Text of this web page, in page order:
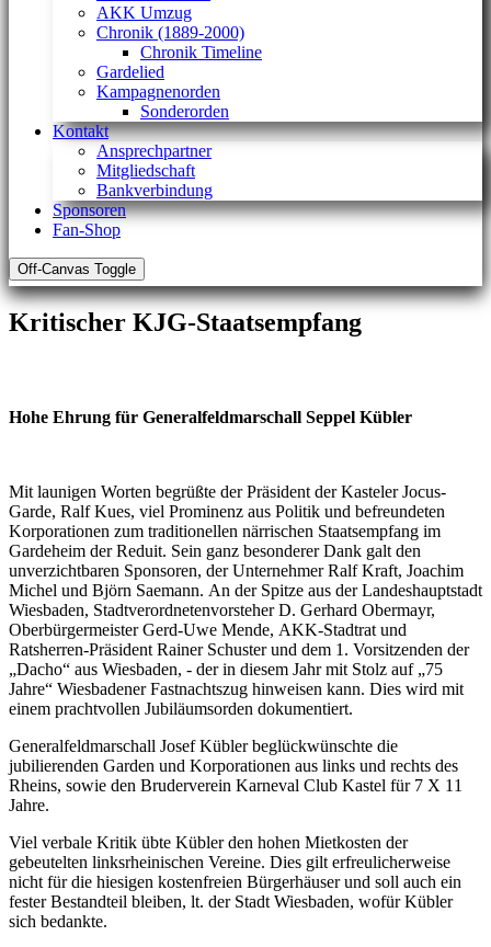
AKK Umzug
Chronik (1889-2000)
Chronik Timeline
Gardelied
Kampagnenorden
Sonderorden
Kontakt
Ansprechpartner
Mitgliedschaft
Bankverbindung
Sponsoren
Fan-Shop
Off-Canvas Toggle
Kritischer KJG-Staatsempfang
Hohe Ehrung für Generalfeldmarschall Seppel Kübler
Mit launigen Worten begrüßte der Präsident der Kasteler Jocus-
Garde, Ralf Kues, viel Prominenz aus Politik und befreundeten
Korporationen zum traditionellen närrischen Staatsempfang im
Gardeheim der Reduit. Sein ganz besonderer Dank galt den
unverzichtbaren Sponsoren, der Unternehmer Ralf Kraft, Joachim
Michel und Björn Saemann. An der Spitze aus der Landeshauptstadt
Wiesbaden, Stadtverordnetenvorsteher D. Gerhard Obermayr,
Oberbürgermeister Gerd-Uwe Mende, AKK-Stadtrat und
Ratsherren-Präsident Rainer Schuster und dem 1. Vorsitzenden der
„Dacho“ aus Wiesbaden, - der in diesem Jahr mit Stolz auf „75
Jahre“ Wiesbadener Fastnachtszug hinweisen kann. Dies wird mit
einem prachtvollen Jubiläumsorden dokumentiert.
Generalfeldmarschall Josef Kübler beglückwünschte die
jubilierenden Garden und Korporationen aus links und rechts des
Rheins, sowie den Bruderverein Karneval Club Kastel für 7 X 11
Jahre.
Viel verbale Kritik übte Kübler den hohen Mietkosten der
gebeutelten linksrheinischen Vereine. Dies gilt erfreulicherweise
nicht für die hiesigen kostenfreien Bürgerhäuser und soll auch ein
fester Bestandteil bleiben, lt. der Stadt Wiesbaden, wofür Kübler
sich bedankte.